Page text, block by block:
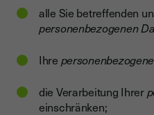
alle Sie betreffenden
personenbezogenen
Ihre
die Verarbeitung Ihrer
einschränken;